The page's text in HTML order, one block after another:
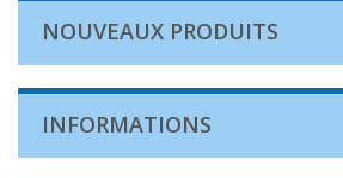
NOUVEAUX PRODUITS
INFORMATIONS